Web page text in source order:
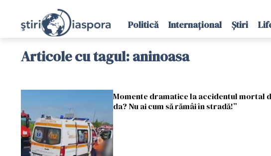
Politică Internațional Știri
Articole cu tagul: aninoasa
Momente dramatice la accidentul mortal
da? Nu ai cum să rămâi în stradă!”